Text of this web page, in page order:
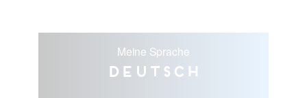
Meine Sprache
Deutsch